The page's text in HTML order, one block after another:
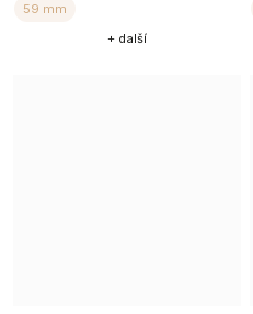
+ další